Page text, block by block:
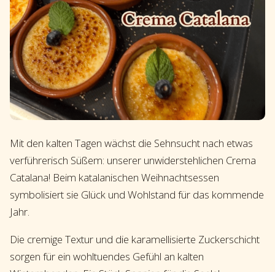
Mit den kalten Tagen wächst die Sehnsucht nach etwas
verführerisch Süßem: unserer unwiderstehlichen Crema
Catalana! Beim katalanischen Weihnachtsessen
symbolisiert sie Glück und Wohlstand für das kommende
Jahr.
Die cremige Textur und die karamellisierte Zuckerschicht
sorgen für ein wohltuendes Gefühl an kalten